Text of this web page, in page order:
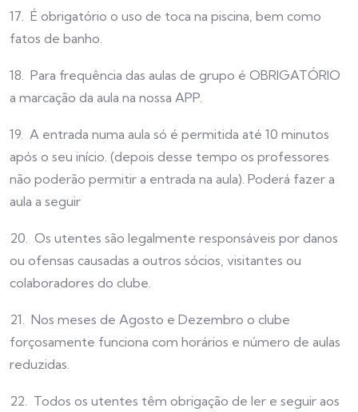
17. É obrigatório o uso de toca na piscina, bem como
fatos de banho.
18. Para frequência das aulas de grupo é OBRIGATÓRIO
a marcação da aula na nossa APP.
19. A entrada numa aula só é permitida até 10 minutos
após o seu início. (depois desse tempo os professores
não poderão permitir a entrada na aula). Poderá fazer a
aula a seguir
20. Os utentes são legalmente responsáveis por danos
ou ofensas causadas a outros sócios, visitantes ou
colaboradores do clube.
21. Nos meses de Agosto e Dezembro o clube
forçosamente funciona com horários e número de aulas
reduzidas.
22. Todos os utentes têm obrigação de ler e seguir aos